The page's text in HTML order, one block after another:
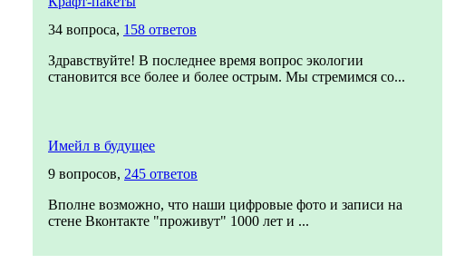
34 вопроса, 158 ответов
Здравствуйте! В последнее время вопрос экологии
становится все более и более острым. Мы стремимся со...
Имейл в будущее
9 вопросов, 245 ответов
Вполне возможно, что наши цифровые фото и записи на
стене Вконтакте "проживут" 1000 лет и ...